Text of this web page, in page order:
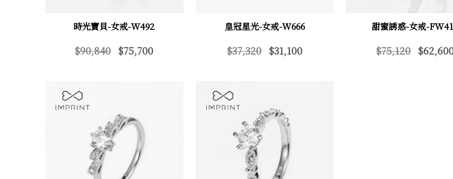
時光寶貝-女戒-W492
$90,840$75,700
皇冠星光-女戒-W666
$37,320$31,100
甜蜜誘惑-女戒-
$75,120